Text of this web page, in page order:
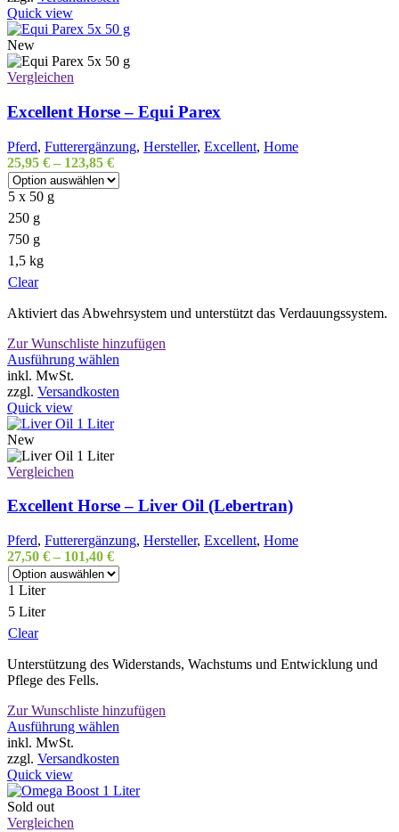
Varianten
Die
auf
der
Produktseite
gewählt
werden
Quick view
New
Vergleichen
Excellent Horse – Equi Parex
Pferd, Futterergänzung, Hersteller, Excellent, Home
25,95 € – 123,85 €
5 x 50 g
250 g
750 g
1,5 kg
Clear
Aktiviert das Abwehrsystem und unterstützt das Verdauungssystem.
Zur Wunschliste hinzufügen
Ausführung wählen
auf
Produktseite
gewählt
werden
inkl. MwSt.
zzgl. Versandkosten
Quick view
New
Vergleichen
Excellent Horse – Liver Oil (Lebertran)
Pferd, Futterergänzung, Hersteller, Excellent, Home
27,50 € – 101,40 €
1 Liter
5 Liter
Clear
Unterstützung des Widerstands, Wachstums und Entwicklung und
Pflege des Fells.
Zur Wunschliste hinzufügen
Ausführung wählen
Varianten
inkl. MwSt.
zzgl. Versandkosten
Quick view
Sold out
Vergleichen